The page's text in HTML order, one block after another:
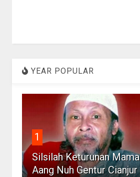
YEAR POPULAR
1
Silsilah Keturunan Mama
Aang Nuh Gentur Cianjur